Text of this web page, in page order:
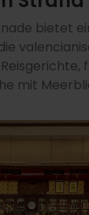
bietet
mit